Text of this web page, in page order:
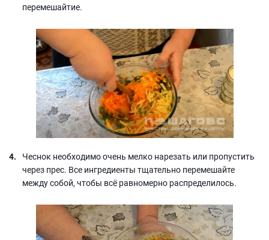
перемешайтие.
Чеснок необходимо очень мелко нарезать или пропустить
через прес. Все ингредиенты тщательно перемешайте
между собой, чтобы всё равномерно распределилось.